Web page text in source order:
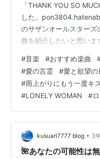
「THANK YOU SO
した。
のサザンオールスター
曲を紹介したいと思いま
ウキな気分になれる曲
たりした気分で聞ける曲
ライブ見てより好きにな
ーマン～Rock'n Roll
#音楽 #おすすめ楽曲
#愛の言霊 #愛と欲望の
#雨上がりにもう一度キ
#LONELY WOMAN #
kusuari7777 blog • 3
🌺あなたの可能性は